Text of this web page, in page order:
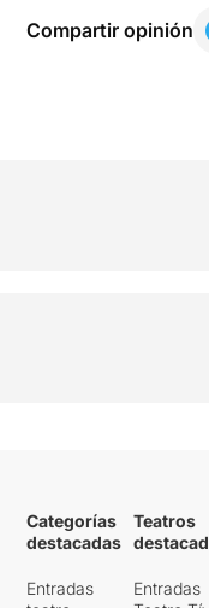
Compartir opinión
Categorías
destacadas
Entradas
Teatros
Entradas